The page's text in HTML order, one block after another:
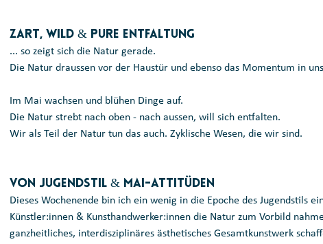
Zart, Wild & Pure Entfaltung
... so zeigt sich die Natur gerade.
Die Natur draussen vor der Haustür und ebenso das Momentum in
Im Mai wachsen und blühen Dinge auf.
Die Natur strebt nach oben - nach aussen, will sich entfalten.
Wir als Teil der Natur tun das auch. Zyklische Wesen, die wir sind.
Von Jugendstil & Mai-Attitüden
Dieses Wochenende bin ich ein wenig in die Epoche des Jugendstils
Künstler:innen & Kunsthandwerker:innen die Natur zum Vorbild
ganzheitliches, interdisziplinäres ästhetisches Gesamtkunstwerk